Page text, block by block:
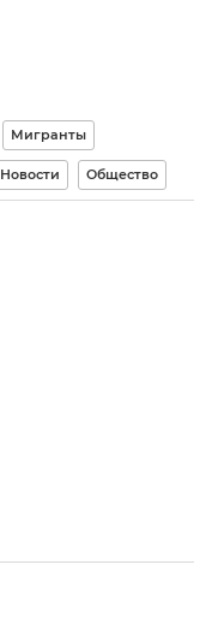
Мигранты
Новости Общество